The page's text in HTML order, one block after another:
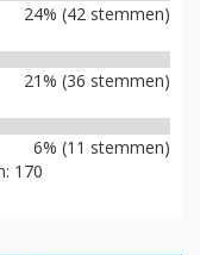
24% (42 stemmen)
21% (36 stemmen)
6% (11 stemmen)
170